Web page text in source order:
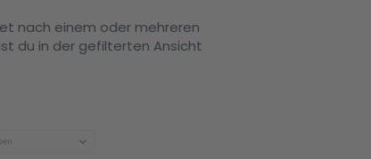
nach einem oder mehreren
du in der gefilterten Ansicht